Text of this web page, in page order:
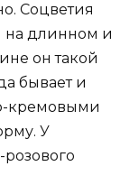
Соцветия
на длинном и
он такой
бывает и
кремовыми
У